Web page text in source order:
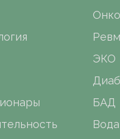
ЭКО
БАД